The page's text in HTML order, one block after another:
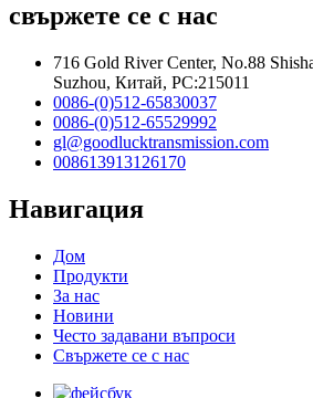
свържете се с нас
716 Gold River Center, No.88
Suzhou, Китай, PC:215011
0086-(0)512-65830037
0086-(0)512-65529992
gl@goodlucktransmission.com
008613913126170
Навигация
Дом
Продукти
За нас
Новини
Често задавани въпроси
Свържете се с нас